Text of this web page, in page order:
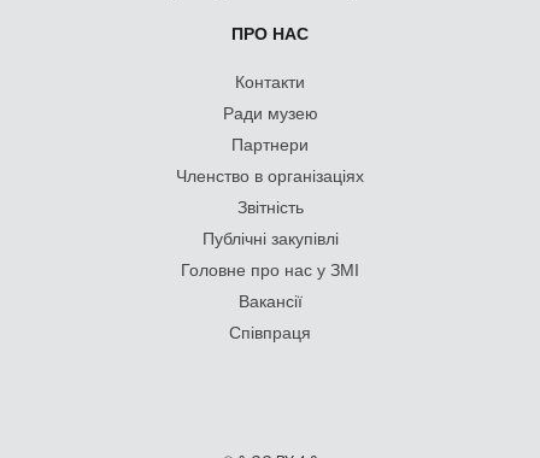
ПРО НАС
Контакти
Ради музею
Партнери
Членство в організаціях
Звітність
Публічні закупівлі
Головне про нас у ЗМІ
Вакансії
Співпраця